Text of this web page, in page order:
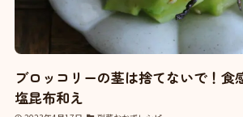
ブロッコリーの茎は捨てないで！食
塩昆布和え